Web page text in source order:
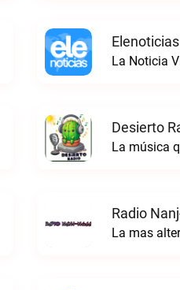
La Noticia
Desierto
La música
Radio
La mas